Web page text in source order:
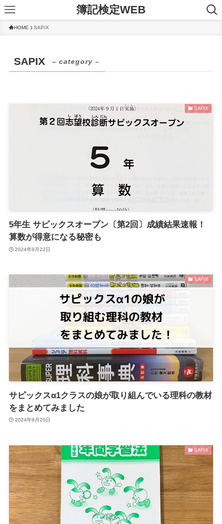
簿記検定WEB
HOME SAPIX
SAPIX – category –
SAPIX
5年生 サピックスオープン〔第2回〕成績結果速報！
算数が得意になる秘密も
2024年9月22日
SAPIX
サピックスα1クラスの娘が取り組んでいる理科の教材
をまとめてみました
2024年9月20日
SAPIX